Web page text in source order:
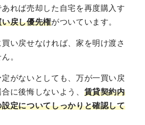
れば売却した自宅を再度購入す
い戻し優先権がついています。
い戻せなければ、家を明け渡さ
。
がないとしても、万が一買い戻
に後悔しないよう、 賃貸契約内
定についてしっかりと確認して